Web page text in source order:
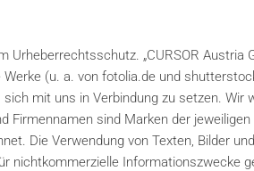
Urheberrechtsschutz. „CURSOR
(u. a. von fotolia.de und
mit uns in Verbindung zu setzen.
Firmennamen sind Marken der
Die Verwendung von Texten, Bilder
nichtkommerzielle Informationszwecke